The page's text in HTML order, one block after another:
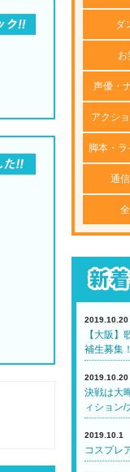
ダ
お
声優・
アクシ
脚本・
通
2019.10.20
【大阪
補生募集
2019.10.20
決戦は大
ィション/
2019.10.1
コスプレ